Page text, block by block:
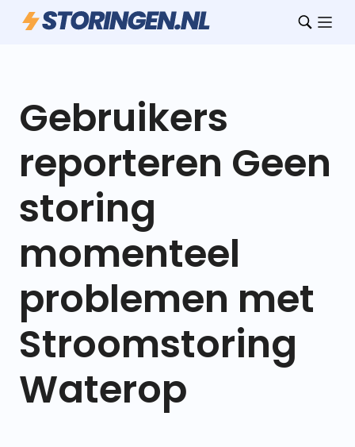
Gebruikers
reporteren Geen
storing
momenteel
problemen met
Stroomstoring
Waterop